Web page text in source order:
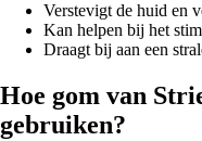
Verstevigt de huid en
Kan helpen bij het
Draagt bij aan een
Hoe gom van
gebruiken?